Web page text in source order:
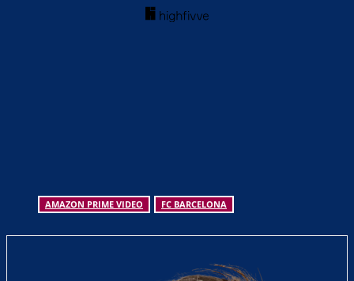
AMAZON PRIME VIDEO FC BARCELONA